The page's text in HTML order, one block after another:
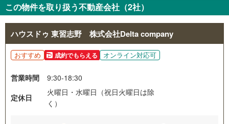
この物件を取り扱う不動産会社（2社）
ハウスドゥ 東習志野 株式会社Delta company
おすすめ 成約でもらえる オンライン対応可
営業時間
9:30-18:30
定休日
火曜日・水曜日（祝日火曜日は除
く）